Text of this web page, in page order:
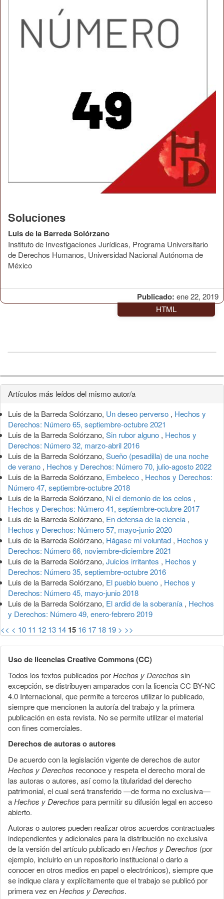
Publicado: ene 22, 2019
Soluciones
Luis de la Barreda Solórzano
Instituto de Investigaciones Jurídicas, Programa Universitario
de Derechos Humanos, Universidad Nacional Autónoma de
México
HTML
Detalles
del
artículo
Artículos más leídos del mismo autor/a
Luis de la Barreda Solórzano, Un deseo perverso , Hechos y
Derechos: Número 65, septiembre-octubre 2021
Luis de la Barreda Solórzano, Sin rubor alguno , Hechos y
Derechos: Número 32, marzo-abril 2016
Luis de la Barreda Solórzano, Sueño (pesadilla) de una noche
de verano , Hechos y Derechos: Número 70, julio-agosto 2022
Luis de la Barreda Solórzano, Embeleco , Hechos y Derechos:
Número 47, septiembre-octubre 2018
Luis de la Barreda Solórzano, Ni el demonio de los celos ,
Hechos y Derechos: Número 41, septiembre-octubre 2017
Luis de la Barreda Solórzano, En defensa de la ciencia ,
Hechos y Derechos: Número 57, mayo-junio 2020
Luis de la Barreda Solórzano, Hágase mi voluntad , Hechos y
Derechos: Número 66, noviembre-diciembre 2021
Luis de la Barreda Solórzano, Juicios irritantes , Hechos y
Derechos: Número 35, septiembre-octubre 2016
Luis de la Barreda Solórzano, El pueblo bueno , Hechos y
Derechos: Número 45, mayo-junio 2018
Luis de la Barreda Solórzano, El ardid de la soberanía , Hechos
y Derechos: Número 49, enero-febrero 2019
<< < 10 11 12 13 14 15 16 17 18 19 > >>
Uso de licencias Creative Commons (CC)
Todos los textos publicados porHechos y Derechos sin
excepción, se distribuyen amparados con la licencia CC BY-NC
4.0 Internacional, que permite a terceros utilizar lo publicado,
siempre que mencionen la autoría del trabajo y la primera
publicación en esta revista. No se permite utilizar el material
con fines comerciales.
Derechos de autoras o autores
De acuerdo con la legislación vigente de derechos de autor
Hechos y Derechos reconoce y respeta el derecho moral de
las autoras o autores, así como la titularidad del derecho
patrimonial, el cual será transferido —de forma no exclusiva—
aHechos y Derechos para permitir su difusión legal en acceso
abierto.
Autoras o autores pueden realizar otros acuerdos contractuales
independientes y adicionales para la distribución no exclusiva
de la versión del artículo publicado enHechos y Derechos (por
ejemplo, incluirlo en un repositorio institucional o darlo a
conocer en otros medios en papel o electrónicos), siempre que
se indique clara y explícitamente que el trabajo se publicó por
primera vez enHechos y Derechos.